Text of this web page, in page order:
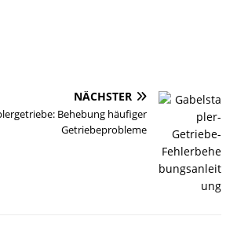
NÄCHSTER
Behebung häufiger
Getriebeprobleme